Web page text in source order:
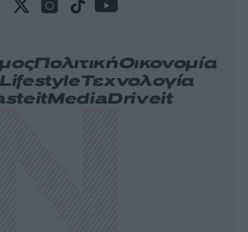
ΠολιτικήΟικονομία
Τεχνολογία
MediaDriveit